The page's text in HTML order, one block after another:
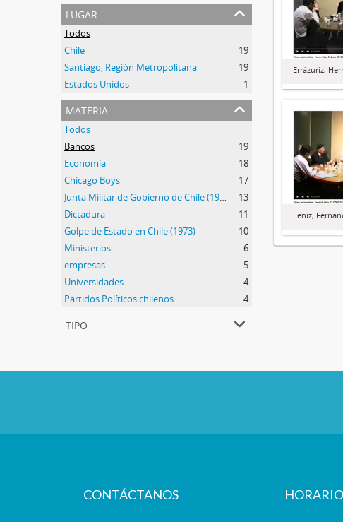
lugar
Todos
Chile
19
Santiago, Región Metropolitana
19
Estados Unidos
1
materia
Todos
Bancos
19
Economía
18
Chicago Boys
17
Junta Militar de Gobierno de Chile (1973-1990)
13
Dictadura
11
Golpe de Estado en Chile (1973)
10
Ministerios
6
empresas
5
Universidades
4
Partidos Políticos chilenos
4
tipo
Errázuriz,
Léniz,
CONTÁCTANOS